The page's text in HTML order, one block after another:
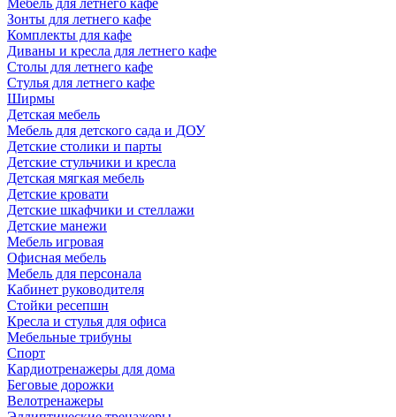
Мебель для летнего кафе
Зонты для летнего кафе
Комплекты для кафе
Диваны и кресла для летнего кафе
Столы для летнего кафе
Стулья для летнего кафе
Ширмы
Детская мебель
Мебель для детского сада и ДОУ
Детские столики и парты
Детские стульчики и кресла
Детская мягкая мебель
Детские кровати
Детские шкафчики и стеллажи
Детские манежи
Мебель игровая
Офисная мебель
Мебель для персонала
Кабинет руководителя
Стойки ресепшн
Кресла и стулья для офиса
Мебельные трибуны
Спорт
Кардиотренажеры для дома
Беговые дорожки
Велотренажеры